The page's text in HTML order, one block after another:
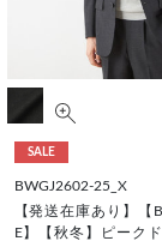
SALE
BWGJ2602-25_X
【発送在庫あり】【
E】【秋冬】ピーク